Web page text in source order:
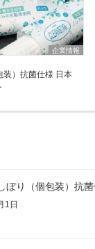
企業情報
装）抗菌仕様 日本
ぼり（個包装）抗
1日